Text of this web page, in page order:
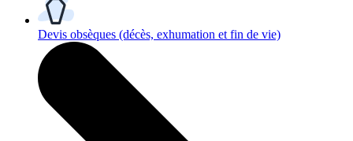
Devis obsèques (décès, exhumation et fin de vie)